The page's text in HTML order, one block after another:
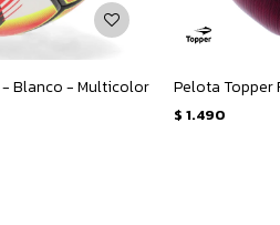
- Blanco - Multicolor Pelota Topper
$ 1.490